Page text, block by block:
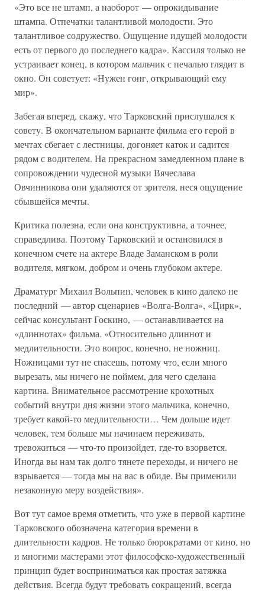
«Это все не штамп, а наоборот — опрокидывание
штампа. Отпечатки талантливой молодости. Это
талантливое содружество. Ощущение идущей молодости
есть от первого до последнего кадра». Кассиля только не
устраивает конец, в котором мальчик с печалью глядит в
окно. Он советует: «Нужен гонг, открывающий ему
мир».
Забегая вперед, скажу, что Тарковский прислушался к
совету. В окончательном варианте фильма его герой в
мечтах сбегает с лестницы, догоняет каток и садится
рядом с водителем. На прекрасном замедленном плане в
сопровождении чудесной музыки Вячеслава
Овчинникова они удаляются от зрителя, неся ощущение
сбывшейся мечты.
Критика полезна, если она конструктивна, а точнее,
справедлива. Поэтому Тарковский и остановился в
конечном счете на актере Владе Заманском в роли
водителя, мягком, добром и очень глубоком актере.
Драматург Михаил Вольпин, человек в кино далеко не
последний — автор сценариев «Волга-Волга», «Цирк»,
сейчас консультант Госкино, — останавливается на
«длиннотах» фильма. «Относительно длиннот и
медлительности. Это вопрос, конечно, не ножниц.
Ножницами тут не спасешь, потому что, если много
вырезать, мы ничего не поймем, для чего сделана
картина. Внимательное рассмотрение крохотных
событий внутри дня жизни этого мальчика, конечно,
требует какой-то медлительности… Чем дольше идет
человек, тем больше мы начинаем переживать,
тревожиться — что-то произойдет, где-то взорвется.
Иногда вы нам так долго тянете переходы, и ничего не
взрывается — тогда мы на вас в обиде. Вы применили
незаконную меру воздействия».
Вот тут самое время отметить, что уже в первой картине
Тарковского обозначена категория времени в
длительности кадров. Не только бюрократами от кино, но
и многими мастерами этот философско-художественный
принцип будет восприниматься как простая затяжка
действия. Всегда будут требовать сокращений, всегда